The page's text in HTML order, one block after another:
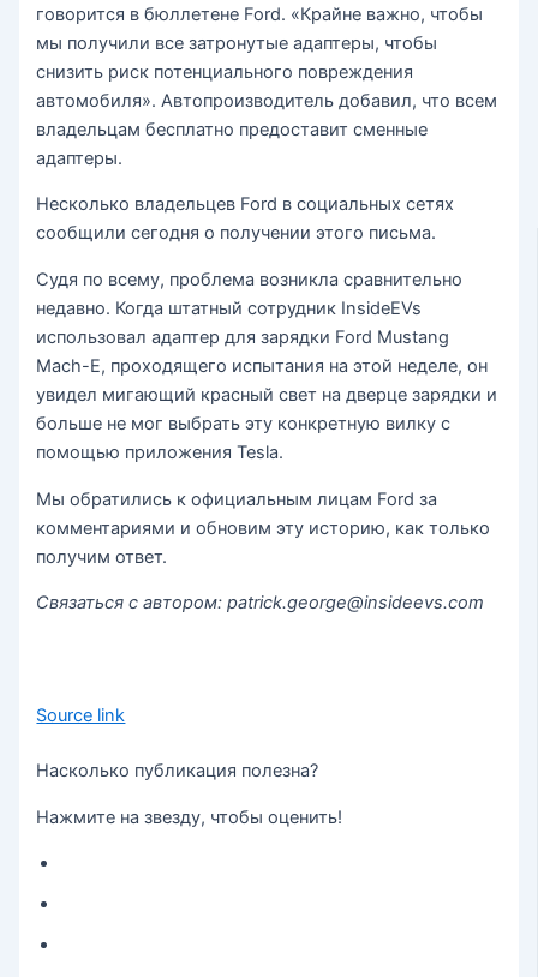
говорится в бюллетене Ford. «Крайне важно, чтобы
мы получили все затронутые адаптеры, чтобы
снизить риск потенциального повреждения
автомобиля». Автопроизводитель добавил, что всем
владельцам бесплатно предоставит сменные
адаптеры.
Несколько владельцев Ford в социальных сетях
сообщили сегодня о получении этого письма.
Судя по всему, проблема возникла сравнительно
недавно. Когда штатный сотрудник InsideEVs
использовал адаптер для зарядки Ford Mustang
Mach-E, проходящего испытания на этой неделе, он
увидел мигающий красный свет на дверце зарядки и
больше не мог выбрать эту конкретную вилку с
помощью приложения Tesla.
Мы обратились к официальным лицам Ford за
комментариями и обновим эту историю, как только
получим ответ.
Связаться с автором: patrick.george@insideevs.com
Source link
Насколько публикация полезна?
Нажмите на звезду, чтобы оценить!